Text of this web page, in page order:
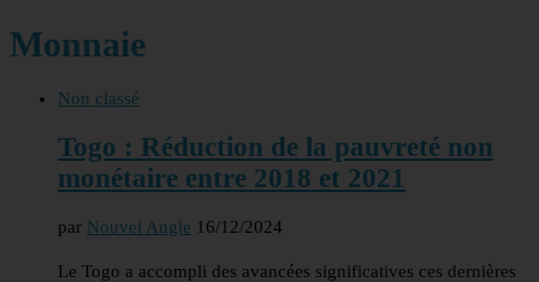
Monnaie
Non classé
Togo : Réduction de la pauvreté non
monétaire entre 2018 et 2021
par Nouvel Angle 16/12/2024
Le Togo a accompli des avancées significatives ces dernières